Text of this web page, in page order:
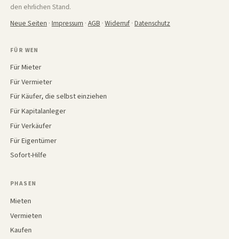
den ehrlichen Stand.
Neue Seiten · Impressum · AGB · Widerruf · Datenschutz
FÜR WEN
Für Mieter
Für Vermieter
Für Käufer, die selbst einziehen
Für Kapitalanleger
Für Verkäufer
Für Eigentümer
Sofort-Hilfe
PHASEN
Mieten
Vermieten
Kaufen